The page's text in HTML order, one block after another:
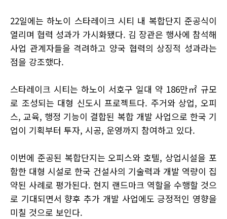
22일에는 하노이 스타레이크 시티 내 복합단지 준공식이
열리며 협력 성과가 가시화됐다. 김 장관은 행사에 참석해
사업 관계자들을 격려하고 양국 협력의 상징적 성과라는
점을 강조했다.
스타레이크 시티는 하노이 서호구 일대 약 186만㎡ 규모
로 조성되는 대형 신도시 프로젝트다. 주거와 상업, 오피
스, 교육, 행정 기능이 결합된 복합 개발 사업으로 한국 기
업이 기획부터 투자, 시공, 운영까지 참여하고 있다.
이번에 준공된 복합단지는 오피스와 호텔, 상업시설을 포
함한 대형 시설로 한국 건설사의 기술력과 개발 역량이 집
약된 사례로 평가된다. 현지 랜드마크 역할을 수행할 것으
로 기대되면서 향후 추가 개발 사업에도 긍정적인 영향을
미칠 것으로 보인다.